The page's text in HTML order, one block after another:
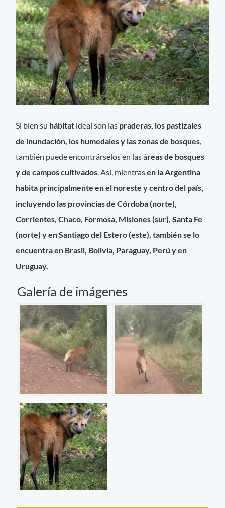
Si bien su hábitat ideal son las praderas, los pastizales
de inundación, los humedales y las zonas de bosques
también puede encontrárselos en las áreas de bosques
y de campos cultivados . Así, mientrasen la Argentina
habita principalmente en el noreste y centro del país,
incluyendo las provincias de Córdoba (norte),
Corrientes, Chaco, Formosa, Misiones (sur), Santa Fe
(norte) y en Santiago del Estero (este), también se lo
encuentra en Brasil, Bolivia, Paraguay, Perú y en
Uruguay.
Galería de imágenes